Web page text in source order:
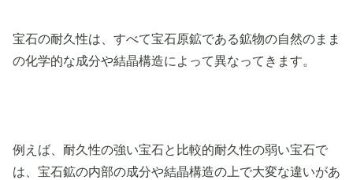
宝石の耐久性は、すべて宝石原鉱である鉱物の自然のまま
の化学的な成分や結晶構造によって異なってきます。
例えば、耐久性の強い宝石と比較的耐久性の弱い宝石で
は、宝石鉱の内部の成分や結晶構造の上で大変な違いがあ